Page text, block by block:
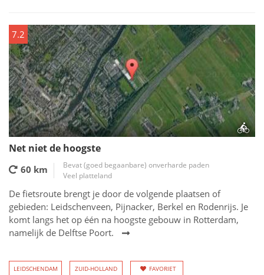
7.2
Net niet de hoogste
60 km
Bevat (goed begaanbare) onverharde paden
Veel platteland
De fietsroute brengt je door de volgende plaatsen of
gebieden: Leidschenveen, Pijnacker, Berkel en Rodenrijs. Je
komt langs het op één na hoogste gebouw in Rotterdam,
namelijk de Delftse Poort.
LEIDSCHENDAM ZUID-HOLLAND FAVORIET